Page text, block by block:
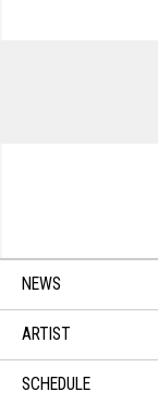
NEWS
ARTIST
SCHEDULE